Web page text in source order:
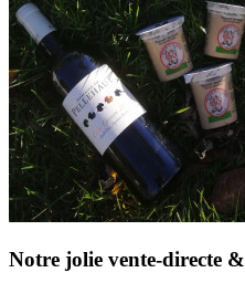
Notre jolie vente-directe